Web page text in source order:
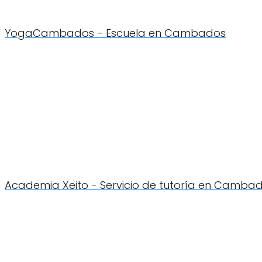
YogaCambados - Escuela en Cambados
Academia Xeito - Servicio de tutoría en